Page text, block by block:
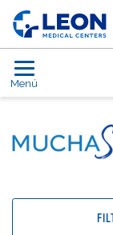
Saltar al
LEON
Menú